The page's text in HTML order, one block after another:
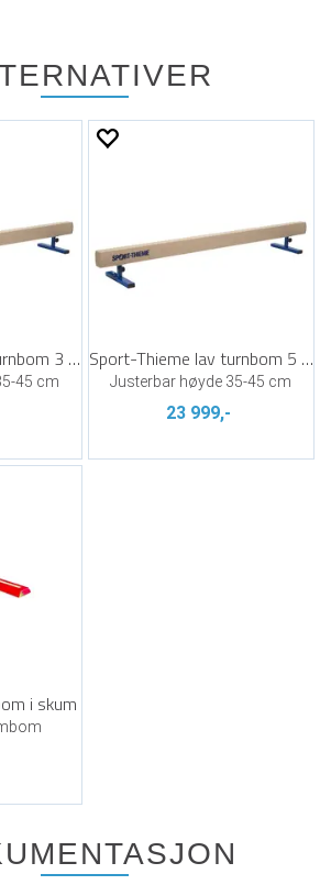
Sport-Thieme lav turnbom 3 m
45 cm
Sport-Thieme lav turnbom 5 m
Justerbar høyde 35-45 cm
23 999,-
i skum